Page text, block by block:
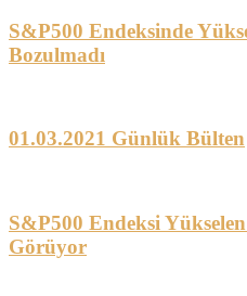
S&P500 Endeksinde
Bozulmadı
01.03.2021 Günlük Bülten
S&P500 Endeksi
Görüyor